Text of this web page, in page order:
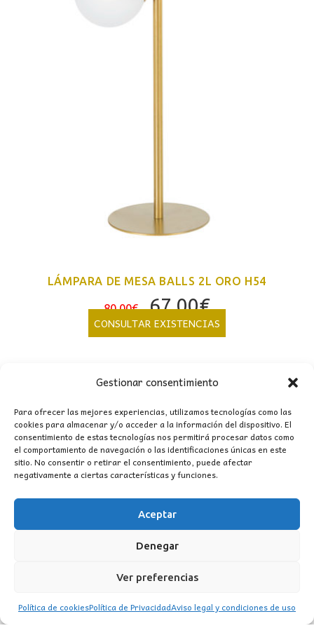
Gestionar consentimiento
Para ofrecer las mejores experiencias, utilizamos tecnologías como las
cookies para almacenar y/o acceder a la información del dispositivo. El
consentimiento de estas tecnologías nos permitirá procesar datos como
el comportamiento de navegación o las identificaciones únicas en este
sitio. No consentir o retirar el consentimiento, puede afectar
negativamente a ciertas características y funciones.
Aceptar
Denegar
Ver preferencias
Política de cookiesPolítica de PrivacidadAviso legal y condiciones de uso
LÁMPARA DE MESA BALLS 2L ORO H54
80,00€
El
precio
original
80,00€.
67,00€El
precio
actual
67,00€.
CONSULTAR EXISTENCIAS
CONTACTO
MI CUENTA